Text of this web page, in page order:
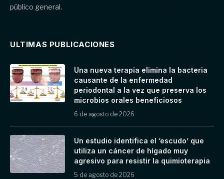
público general.
ULTIMAS PUBLICACIONES
Una nueva terapia elimina la bacteria
causante de la enfermedad
periodontal a la vez que preserva los
microbios orales beneficiosos
6 de agosto de 2026
Un estudio identifica el ‘escudo’ que
utiliza un cáncer de hígado muy
agresivo para resistir la quimioterapia
5 de agosto de 2026